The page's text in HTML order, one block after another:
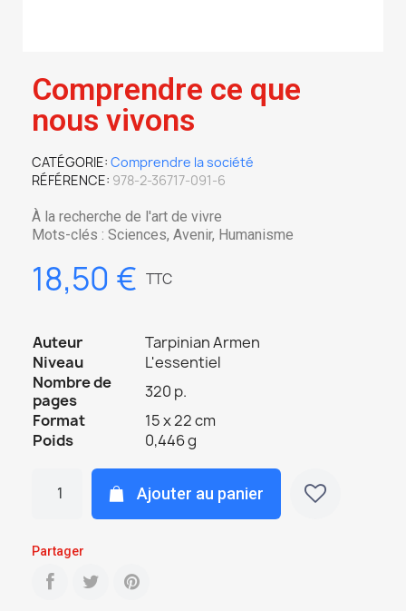
Comprendre ce que
nous vivons
CATÉGORIE Comprendre la société
RÉFÉRENCE 978-2-36717-091-6
À la recherche de l'art de vivre
Mots-clés : Sciences, Avenir, Humanisme
18,50 € TTC
Auteur
Tarpinian Armen
Niveau
L'essentiel
Nombre de
pages
320 p.
Format
15 x 22 cm
Poids
0,446 g
Ajouter au panier
Partager